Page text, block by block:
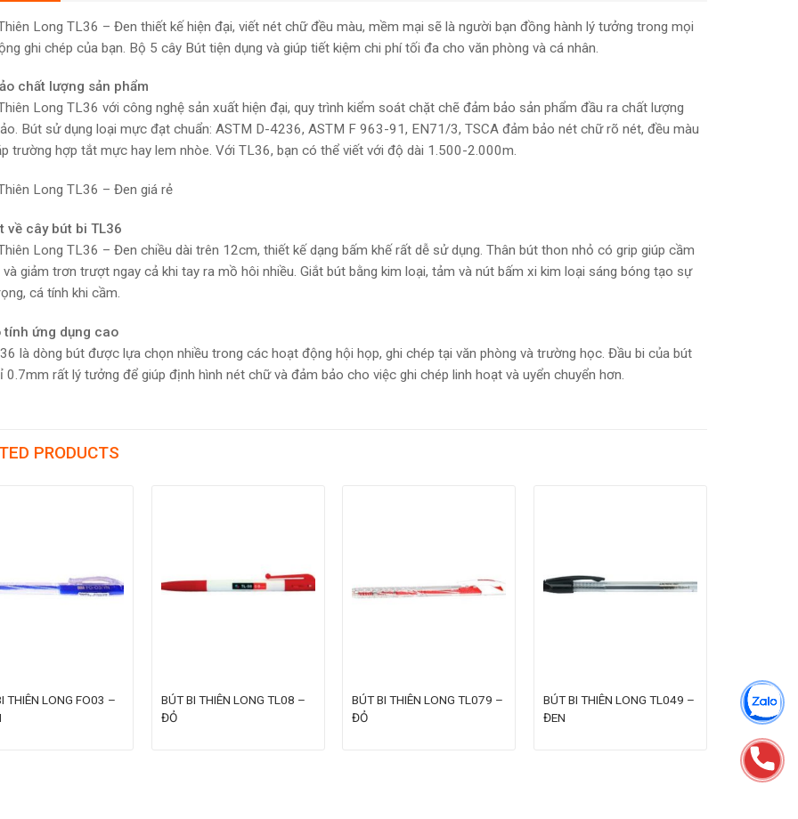
Long TL36 – Đen thiết kế hiện đại, viết nét chữ đều màu, mềm mại sẽ là người bạn đồng hành lý tưởng trong mọi
ghi chép của bạn. Bộ 5 cây Bút tiện dụng và giúp tiết kiệm chi phí tối đa cho văn phòng và cá nhân.
chất lượng sản phẩm
Long TL36 với công nghệ sản xuất hiện đại, quy trình kiểm soát chặt chẽ đảm bảo sản phẩm đầu ra chất lượng
Bút sử dụng loại mực đạt chuẩn: ASTM D-4236, ASTM F 963-91, EN71/3, TSCA đảm bảo nét chữ rõ nét, đều màu
trường hợp tắt mực hay lem nhòe. Với TL36, bạn có thể viết với độ dài 1.500-2.000m.
Long TL36 – Đen giá rẻ
về cây bút bi TL36
Long TL36 – Đen chiều dài trên 12cm, thiết kế dạng bấm khế rất dễ sử dụng. Thân bút thon nhỏ có grip giúp cầm
giảm trơn trượt ngay cả khi tay ra mồ hôi nhiều. Giắt bút bằng kim loại, tảm và nút bấm xi kim loại sáng bóng tạo sự
cá tính khi cầm.
tính ứng dụng cao
là dòng bút được lựa chọn nhiều trong các hoạt động hội họp, ghi chép tại văn phòng và trường học. Đầu bi của bút
0.7mm rất lý tưởng để giúp định hình nét chữ và đảm bảo cho việc ghi chép linh hoạt và uyển chuyển hơn.
PRODUCTS
THIÊN LONG FO03 –
BÚT BI THIÊN LONG TL08 –
ĐỎ
BÚT BI THIÊN LONG TL079 –
ĐỎ
BÚT BI THIÊN LONG TL049 –
ĐEN